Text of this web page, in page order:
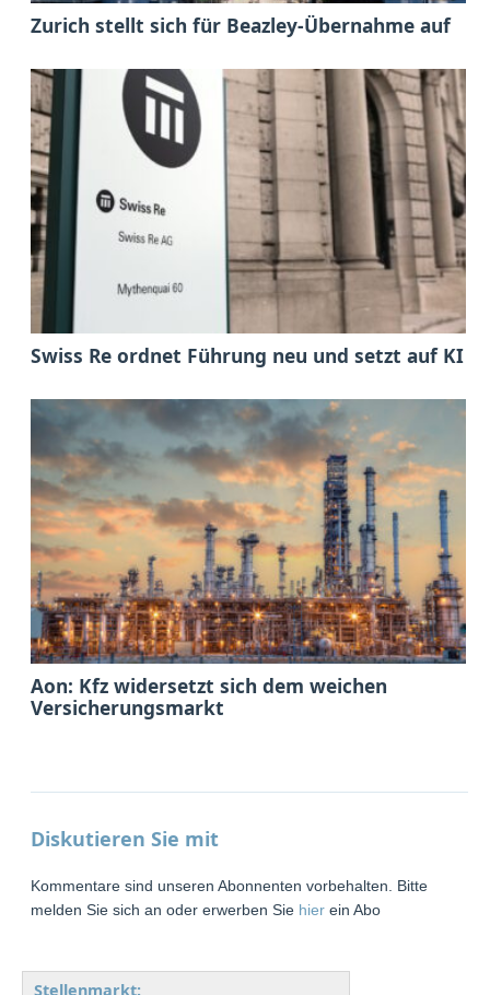
Zurich stellt sich für Beazley-Übernahme auf
Swiss Re ordnet Führung neu und setzt auf KI
Aon: Kfz widersetzt sich dem weichen
Versicherungsmarkt
Diskutieren Sie mit
Kommentare sind unseren Abonnenten vorbehalten. Bitte
melden Sie sich an oder erwerben Sie hier ein Abo
Stellenmarkt: